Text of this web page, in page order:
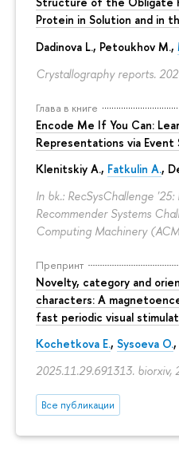
Protein in Solution and in
Dadinova L., Petoukhov M.,
Crystallography reports.
Глава в книге
Encode Me If You Can:
Representations via
Klenitskiy A., Fatkulin A.,
In bk.: RecSysChallenge
Recommender Systems
Computing Machinery
Препринт
Novelty, category and
characters: A
fast periodic visual
Kochetkova E., Sysoeva O.,
2025.11.29.691313. biorxiv,
Все публикации